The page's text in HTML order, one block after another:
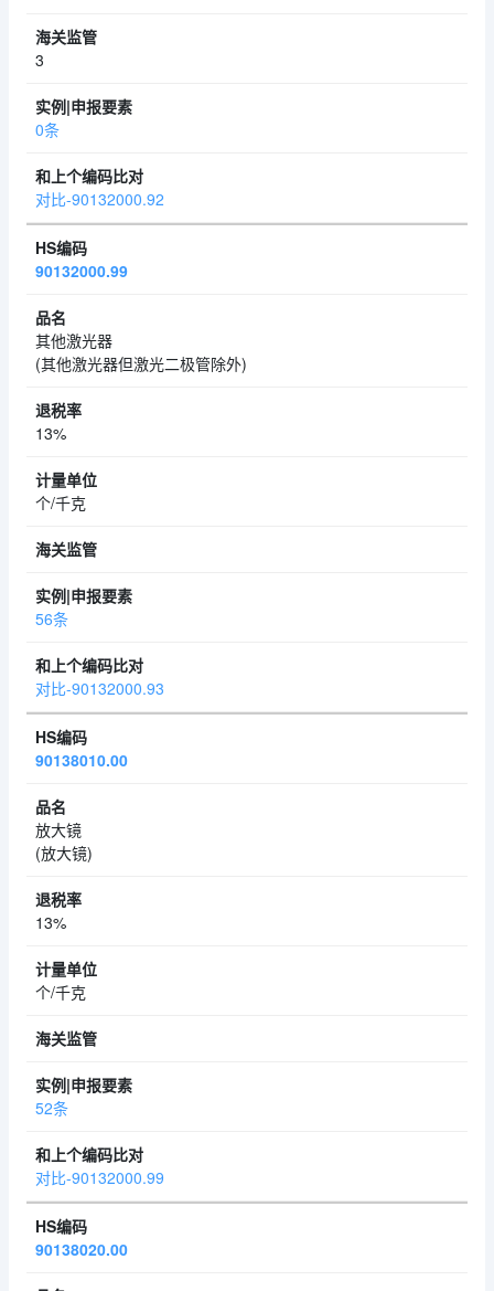
3
0条
对比-90132000.92
90132000.99
其他激光器
(其他激光器但激光二极管除外)
13%
个/千克
56条
对比-90132000.93
90138010.00
放大镜
(放大镜)
13%
个/千克
52条
对比-90132000.99
90138020.00